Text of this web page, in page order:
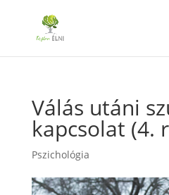
Válás utáni
kapcsolat (4.
Pszichológia